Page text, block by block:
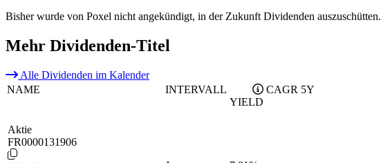
Bisher wurde von Poxel nicht angekündigt, in der Zukunft Dividenden auszuschütten.
Mehr Dividenden-Titel
Alle Dividenden im Kalender
NAME
INTERVALL
YIELD
CAGR 5Y
Aktie
FR0000131906